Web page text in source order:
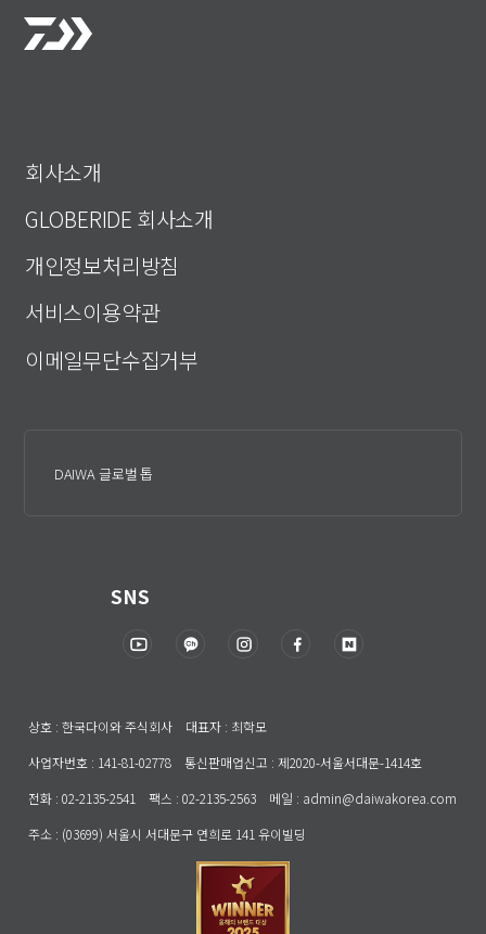
회사소개
GLOBERIDE 회사소개
개인정보처리방침
서비스이용약관
이메일무단수집거부
DAIWA 글로벌 톱
SNS
상호 : 한국다이와 주식회사 대표자 : 최학모
사업자번호 : 141-81-02778 통신판매업신고 : 제2020-서울서대문-1414호
전화 : 02-2135-2541 팩스 : 02-2135-2563 메일 : admin@daiwakorea.com
주소 : (03699) 서울시 서대문구 연희로 141 유이빌딩